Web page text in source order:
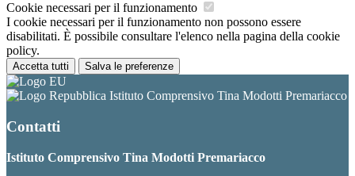
Cookie necessari per il funzionamento
I cookie necessari per il funzionamento non possono essere
disabilitati. È possibile consultare l'elenco nella pagina della cookie
policy.
Accetta tutti Salva le preferenze
Istituto Comprensivo Tina Modotti Premariacco
Contatti
Istituto Comprensivo Tina Modotti Premariacco